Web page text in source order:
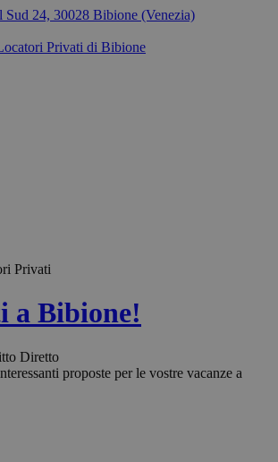
Sud 24, 30028 Bibione (Venezia)
Privati
a Bibione!
Diretto
proposte per le vostre vacanze a